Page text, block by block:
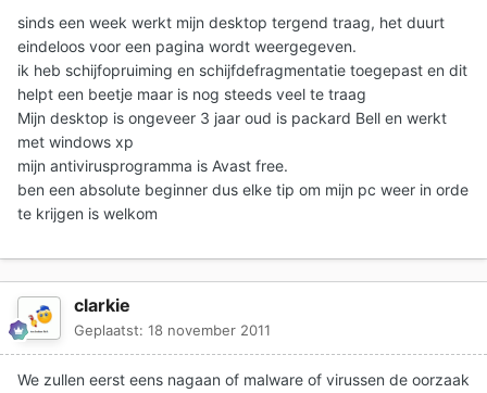
sinds een week werkt mijn desktop tergend traag, het duurt
eindeloos voor een pagina wordt weergegeven.
ik heb schijfopruiming en schijfdefragmentatie toegepast en dit
helpt een beetje maar is nog steeds veel te traag
Mijn desktop is ongeveer 3 jaar oud is packard Bell en werkt
met windows xp
mijn antivirusprogramma is Avast free.
ben een absolute beginner dus elke tip om mijn pc weer in orde
te krijgen is welkom
clarkie
Geplaatst: 18 november 2011
We zullen eerst eens nagaan of malware of virussen de oorzaak